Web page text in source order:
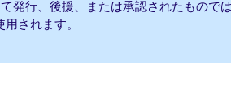
発行、後援、または承認されたもの
されます。